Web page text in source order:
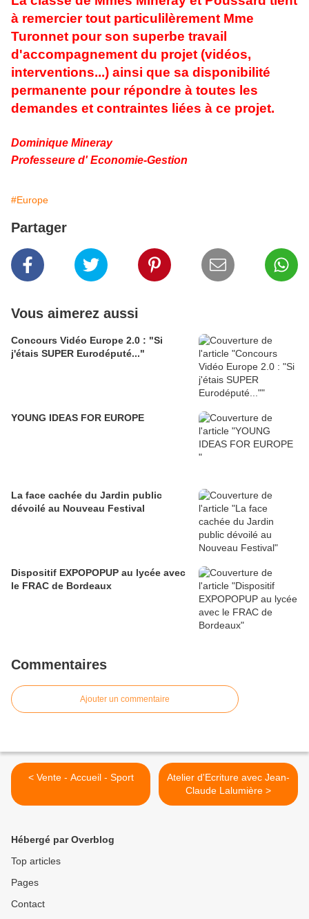
à remercier tout particulilèrement Mme
Turonnet pour son superbe travail
d'accompagnement du projet (vidéos,
interventions...) ainsi que sa disponibilité
permanente pour répondre à toutes les
demandes et contraintes liées à ce projet.
Dominique Mineray
Professeure d' Economie-Gestion
#Europe
Partager
Vous aimerez aussi
Concours Vidéo Europe 2.0 : "Si
j'étais SUPER Eurodéputé..."
YOUNG IDEAS FOR EUROPE
La face cachée du Jardin public
dévoilé au Nouveau Festival
Dispositif EXPOPOPUP au lycée avec
le FRAC de Bordeaux
Commentaires
Ajouter un commentaire
< Vente - Accueil - Sport
Atelier d'Ecriture avec Jean-
Claude Lalumière >
Hébergé par Overblog
Top articles
Pages
Contact